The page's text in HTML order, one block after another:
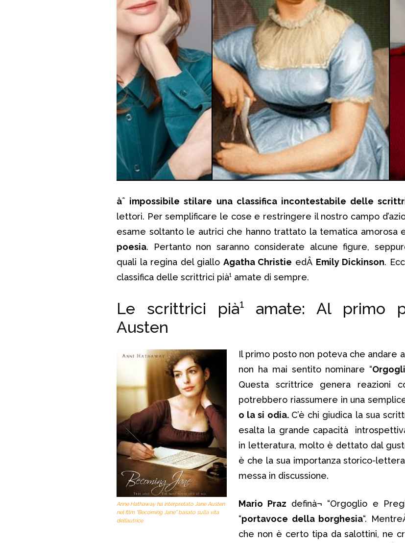
àˆ impossibile stilare una classifica incontestabile delle
lettori. Per semplificare le cose e restringere il nostro campo
esame soltanto le autrici che hanno trattato la tematica amorosa
poesia. Pertanto non saranno considerate alcune figure,
quali la regina del giallo Agatha Christie edÂ Emily Dickinson.
classifica delle scrittrici pià¹ amate di sempre.
Le scrittrici pià¹ amate: Al primo
Austen
Anne Hathaway ha interpretato Jane Austen
nel film “Becoming Jane” basato sulla vita
dell’autrice
Il primo posto non poteva che andare
non ha mai sentito nominare “
Questa scrittrice genera reazioni
potrebbero riassumere in una
o la si odia. C’è chi giudica la sua
esalta la grande capacità
in letteratura, molto è dettato dal
è che la sua importanza storico-
messa in discussione.
Mario Praz definà¬ “Orgoglio e
“portavoce della borghesia“.
che non è certo tipa da salottini, ne